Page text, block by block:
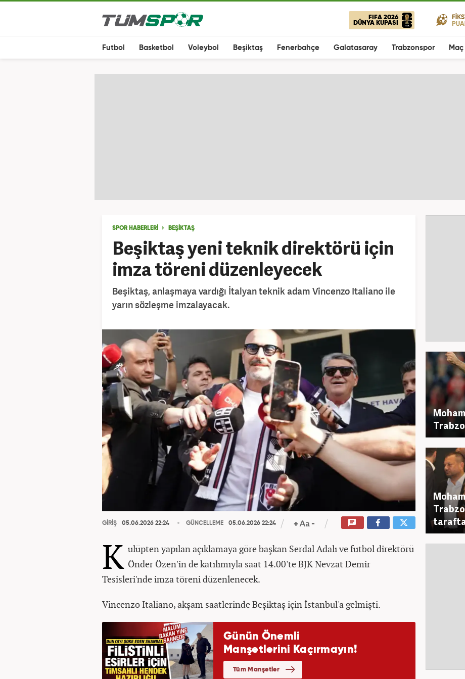
FIFA 2026
DÜNYA KUPASI
Futbol Basketbol Voleybol Beşiktaş Fenerbahçe Galatasaray Trabzonspor
SPOR HABERLERİ BEŞIKTAŞ
Beşiktaş yeni teknik direktörü için
imza töreni düzenleyecek
Beşiktaş, anlaşmaya vardığı İtalyan teknik adam Vincenzo Italiano ile
yarın sözleşme imzalayacak.
GİRİŞ 05.06.2026 22:24 GÜNCELLEME 05.06.2026 22:24
K ulüpten yapılan açıklamaya göre başkan Serdal Adalı ve futbol direktörü
Önder Özen'in de katılımıyla saat 14.00'te BJK Nevzat Demir
Tesisleri'nde imza töreni düzenlenecek.
Vincenzo Italiano, akşam saatlerinde Beşiktaş için İstanbul'a gelmişti.